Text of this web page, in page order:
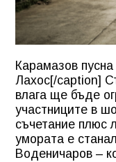
Карамазов
Лахос[/caption]
влага ще бъде
участниците в
съчетание плюс
умората е
Воденичаров –